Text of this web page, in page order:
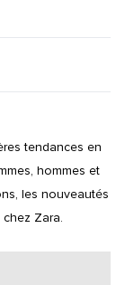
tendances en
hommes et
les nouveautés
Zara.